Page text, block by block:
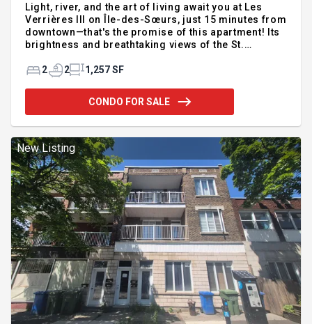
Light, river, and the art of living await you at Les
Verrières III on Île-des-Sœurs, just 15 minutes from
downtown—that's the promise of this apartment! Its
brightness and breathtaking views of the St.
from your very first visit. A large open-concept
of which is versatile and could serve as a solarium,
office, or relaxation room. Storage in the basement
room, tennis courts, and private garden
2 2 1,257 SF
CONDO FOR SALE
New Listing